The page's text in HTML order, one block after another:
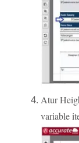
Atur
variable